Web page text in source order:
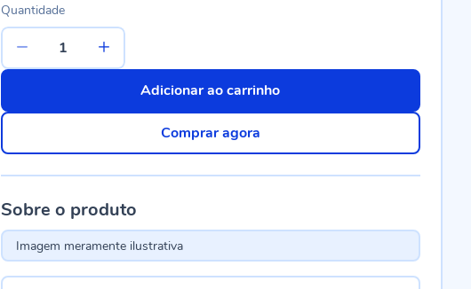
Quantidade
Adicionar ao carrinho
Comprar agora
Sobre o produto
Imagem meramente ilustrativa